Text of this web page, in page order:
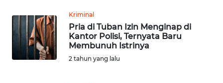
Kriminal
Pria di Tuban Izin Menginap di
Kantor Polisi, Ternyata Baru
Membunuh Istrinya
2 tahun yang lalu
KAMI
PEDOMAN
MEDIA
SIBER